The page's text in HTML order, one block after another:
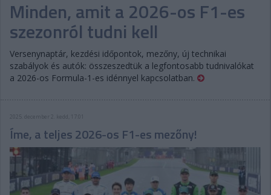
Minden, amit a 2026-os F1-es
szezonról tudni kell
Versenynaptár, kezdési időpontok, mezőny, új technikai
szabályok és autók: összeszedtük a legfontosabb tudnivalókat
a 2026-os Formula-1-es idénnyel kapcsolatban.
2025. december 2. kedd, 17:01
Íme, a teljes 2026-os F1-es mezőny!